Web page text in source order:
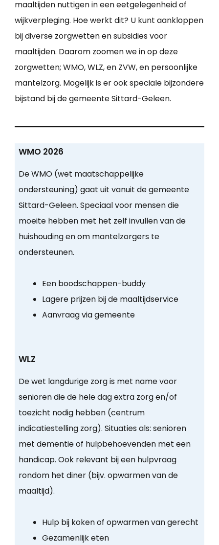
maaltijden nuttigen in een eetgelegenheid of
wijkverpleging. Hoe werkt dit? U kunt aankloppen
bij diverse zorgwetten en subsidies voor
maaltijden. Daarom zoomen we in op deze
zorgwetten; WMO, WLZ, en ZVW, en persoonlijke
mantelzorg. Mogelijk is er ook speciale bijzondere
bijstand bij de gemeente Sittard-Geleen.
WMO 2026
De WMO (wet maatschappelijke
ondersteuning) gaat uit vanuit de gemeente
Sittard-Geleen. Speciaal voor mensen die
moeite hebben met het zelf invullen van de
huishouding en om mantelzorgers te
ondersteunen.
Een boodschappen-buddy
Lagere prijzen bij de maaltijdservice
Aanvraag via gemeente
WLZ
De wet langdurige zorg is met name voor
senioren die de hele dag extra zorg en/of
toezicht nodig hebben (centrum
indicatiestelling zorg). Situaties als: senioren
met dementie of hulpbehoevenden met een
handicap. Ook relevant bij een hulpvraag
rondom het diner (bijv. opwarmen van de
maaltijd).
Hulp bij koken of opwarmen van gerecht
Gezamenlijk eten